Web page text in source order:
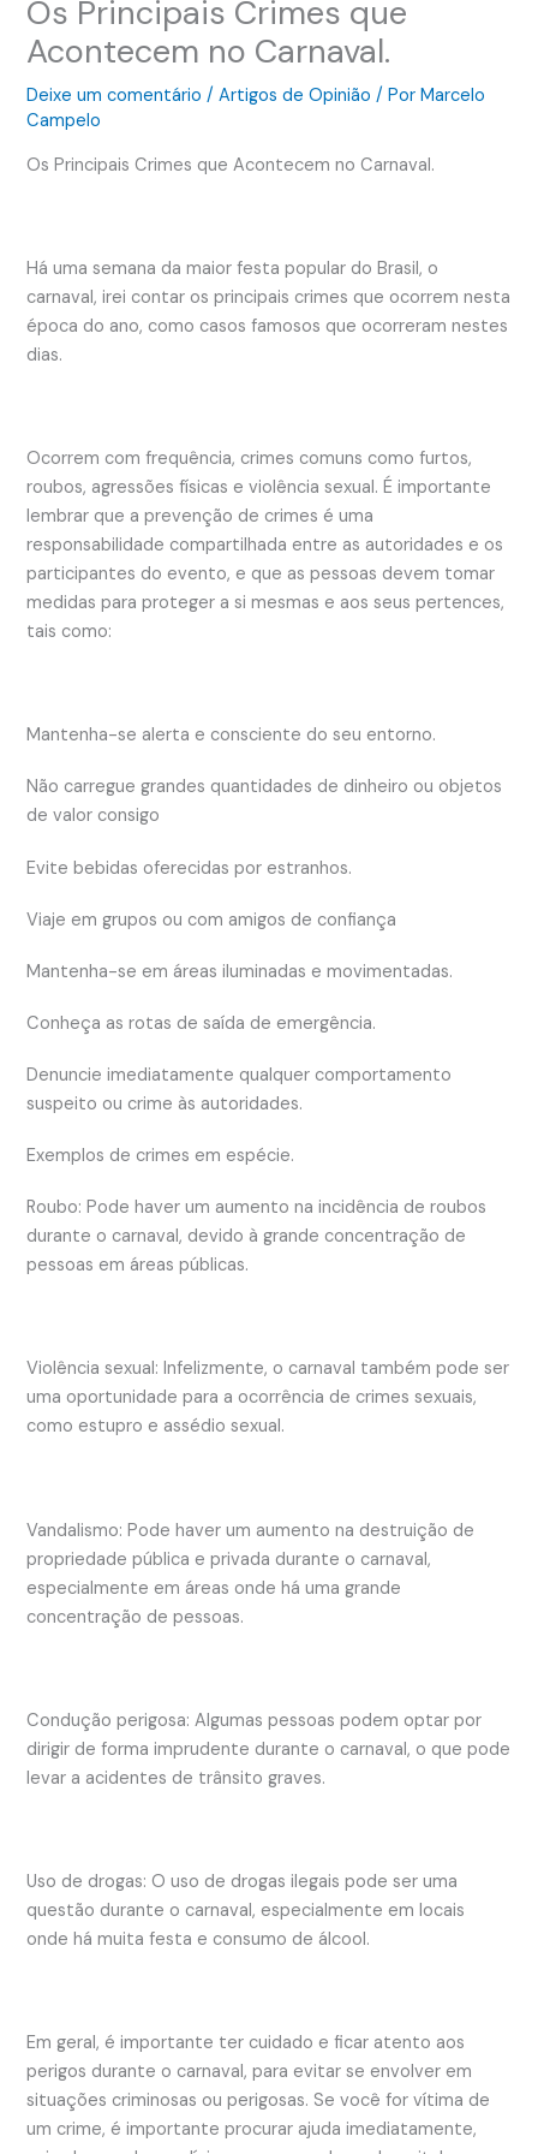
Os Principais Crimes que
Acontecem no Carnaval.
Deixe um comentário /Artigos de Opinião / PorMarcelo
Campelo
Os Principais Crimes que Acontecem no Carnaval.
Há uma semana da maior festa popular do Brasil, o
carnaval, irei contar os principais crimes que ocorrem nesta
época do ano, como casos famosos que ocorreram nestes
dias.
Ocorrem com frequência, crimes comuns como furtos,
roubos, agressões físicas e violência sexual. É importante
lembrar que a prevenção de crimes é uma
responsabilidade compartilhada entre as autoridades e os
participantes do evento, e que as pessoas devem tomar
medidas para proteger a si mesmas e aos seus pertences,
tais como:
Mantenha-se alerta e consciente do seu entorno.
Não carregue grandes quantidades de dinheiro ou objetos
de valor consigo
Evite bebidas oferecidas por estranhos.
Viaje em grupos ou com amigos de confiança
Mantenha-se em áreas iluminadas e movimentadas.
Conheça as rotas de saída de emergência.
Denuncie imediatamente qualquer comportamento
suspeito ou crime às autoridades.
Exemplos de crimes em espécie.
Roubo: Pode haver um aumento na incidência de roubos
durante o carnaval, devido à grande concentração de
pessoas em áreas públicas.
Violência sexual: Infelizmente, o carnaval também pode ser
uma oportunidade para a ocorrência de crimes sexuais,
como estupro e assédio sexual.
Vandalismo: Pode haver um aumento na destruição de
propriedade pública e privada durante o carnaval,
especialmente em áreas onde há uma grande
concentração de pessoas.
Condução perigosa: Algumas pessoas podem optar por
dirigir de forma imprudente durante o carnaval, o que pode
levar a acidentes de trânsito graves.
Uso de drogas: O uso de drogas ilegais pode ser uma
questão durante o carnaval, especialmente em locais
onde há muita festa e consumo de álcool.
Em geral, é importante ter cuidado e ficar atento aos
perigos durante o carnaval, para evitar se envolver em
situações criminosas ou perigosas. Se você for vítima de
um crime, é importante procurar ajuda imediatamente,